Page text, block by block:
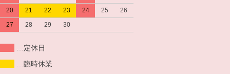
20
21 22 23 24 25
26
27
28 29 30
…定休日
…臨時休業